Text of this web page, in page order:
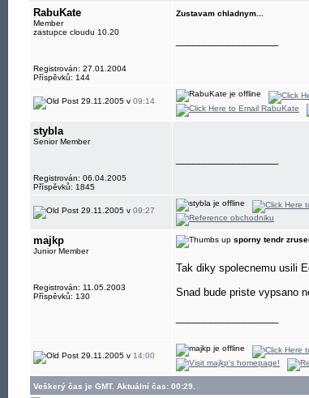
RabuKate
Member
zastupce cloudu 10.20
Registrován: 27.01.2004
Příspěvků: 144
Zustavam chladnym...
29.11.2005 v 09:14
stybla
Senior Member
Registrován: 06.04.2005
Příspěvků: 1845
29.11.2005 v 09:27
majkp
Junior Member
Registrován: 11.05.2003
Příspěvků: 130
sporny tendr
Tak diky spolecnemu usili
Snad bude priste vypsano
29.11.2005 v 14:00
Veškerý čas je GMT. Aktuální čas: 00:29.